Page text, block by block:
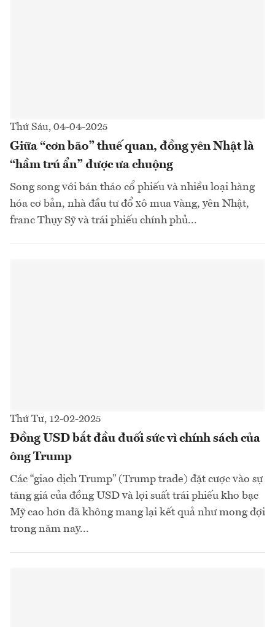
Thứ Sáu, 04-04-2025
Giữa “cơn bão” thuế quan, đồng yên Nhật là
“hầm trú ẩn” được ưa chuộng
Song song với bán tháo cổ phiếu và nhiều loại hàng
hóa cơ bản, nhà đầu tư đổ xô mua vàng, yên Nhật,
franc Thụy Sỹ và trái phiếu chính phủ...
Thứ Tư, 12-02-2025
Đồng USD bắt đầu đuối sức vì chính sách của
ông Trump
Các “giao dịch Trump” (Trump trade) đặt cược vào sự
tăng giá của đồng USD và lợi suất trái phiếu kho bạc
Mỹ cao hơn đã không mang lại kết quả như mong đợi
trong năm nay...